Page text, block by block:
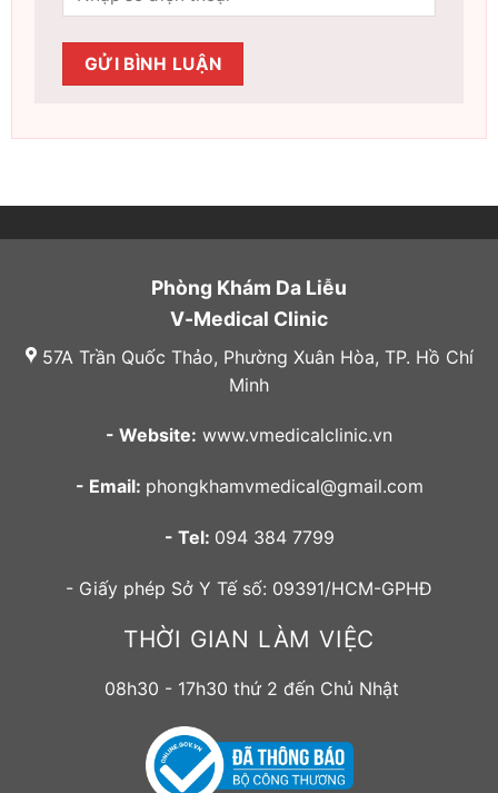
Phòng Khám Da Liễu
V-Medical Clinic
57A Trần Quốc Thảo, Phường Xuân Hòa, TP. Hồ Chí
Minh
- Website: www.vmedicalclinic.vn
- Email: phongkhamvmedical@gmail.com
- Tel: 094 384 7799
- Giấy phép Sở Y Tế số: 09391/HCM-GPHĐ
THỜI GIAN LÀM VIỆC
08h30 - 17h30 thứ 2 đến Chủ Nhật